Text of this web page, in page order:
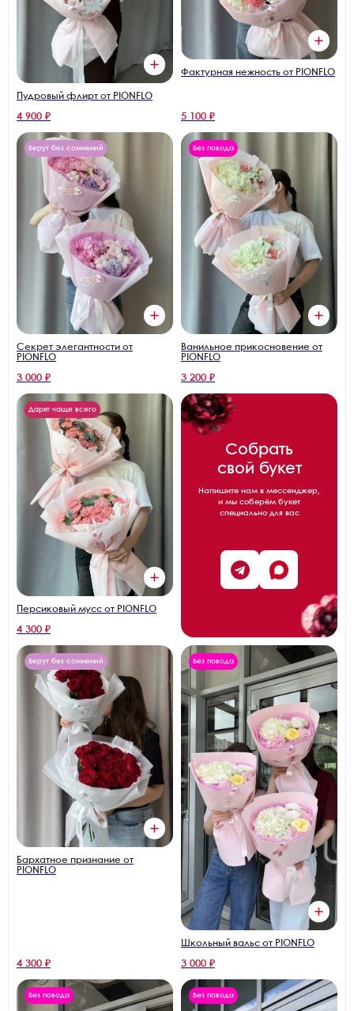
Пудровый флирт от PIONFLO
4 900 ₽
Фактурная нежность от PIONFLO
5 100 ₽
Берут без сомнений
Секрет элегантности от
PIONFLO
3 000 ₽
Без повода
Ванильное прикосновение от
PIONFLO
3 200 ₽
Дарят чаще всего
Персиковый мусс от PIONFLO
4 300 ₽
Собрать
свой букет
Напишите нам в мессенджер,
и мы соберём букет
специально для вас
Берут без сомнений
Бархатное признание от
PIONFLO
4 300 ₽
Без повода
Школьный вальс от PIONFLO
3 000 ₽
Без повода Без повода